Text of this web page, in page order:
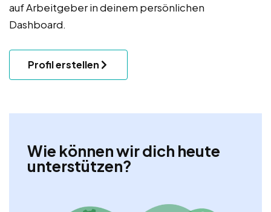
auf Arbeitgeber in deinem persönlichen
Dashboard.
Profil erstellen
Wie können wir dich heute
unterstützen?